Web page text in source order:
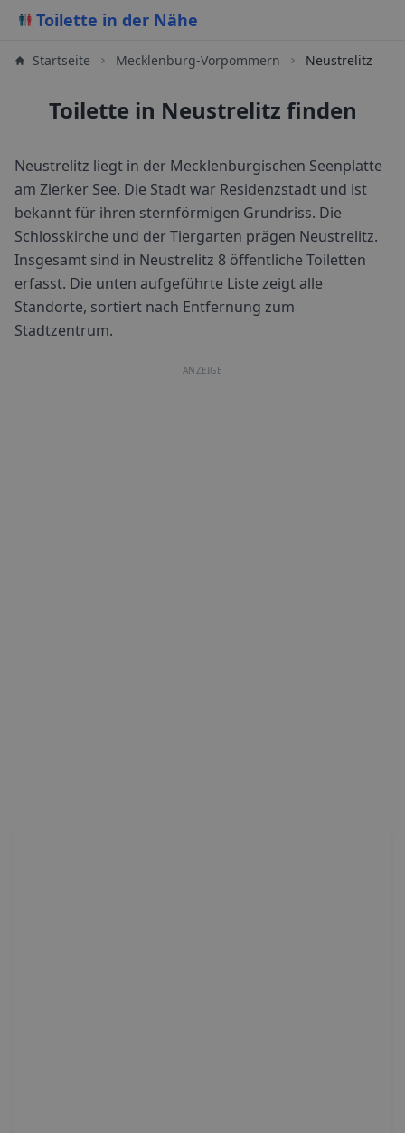
Toilette in der Nähe
Startseite Mecklenburg-Vorpommern Neustrelitz
Toilette in Neustrelitz finden
Neustrelitz liegt in der Mecklenburgischen Seenplatte
am Zierker See. Die Stadt war Residenzstadt und ist
bekannt für ihren sternförmigen Grundriss. Die
Schlosskirche und der Tiergarten prägen Neustrelitz.
Insgesamt sind in Neustrelitz 8 öffentliche Toiletten
erfasst. Die unten aufgeführte Liste zeigt alle
Standorte, sortiert nach Entfernung zum
Stadtzentrum.
ANZEIGE